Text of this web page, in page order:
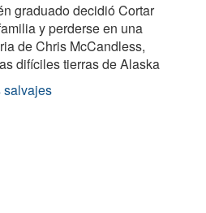
graduado decidió Cortar
y perderse en una
de Chris McCandless,
difíciles tierras de Alaska
salvajes